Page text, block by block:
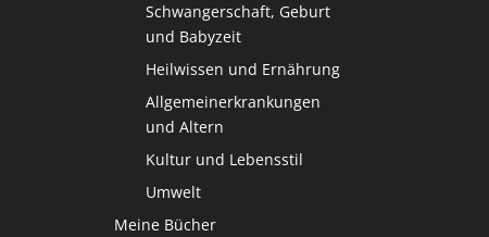
Schwangerschaft, Geburt
und Babyzeit
Heilwissen und Ernährung
Allgemeinerkrankungen
und Altern
Kultur und Lebensstil
Umwelt
Meine Bücher